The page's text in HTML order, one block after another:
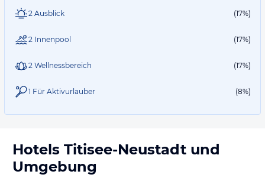
2 Ausblick (17%)
2 Innenpool (17%)
2 Wellnessbereich (17%)
1 Für Aktivurlauber (8%)
Hotels Titisee-Neustadt und
Umgebung